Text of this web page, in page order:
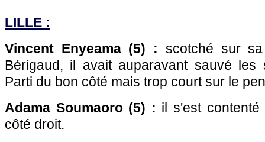
LILLE :
Vincent Enyeama (5) : scotché sur
Bérigaud, il avait auparavant sauvé
Parti du bon côté mais trop court sur le
Adama Soumaoro (5) : il s'est
côté droit.